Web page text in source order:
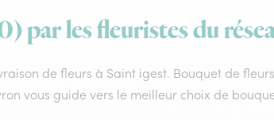
par les fleuristes du
de fleurs à Saint igest. Bouquet de
vous guide vers le meilleur choix de